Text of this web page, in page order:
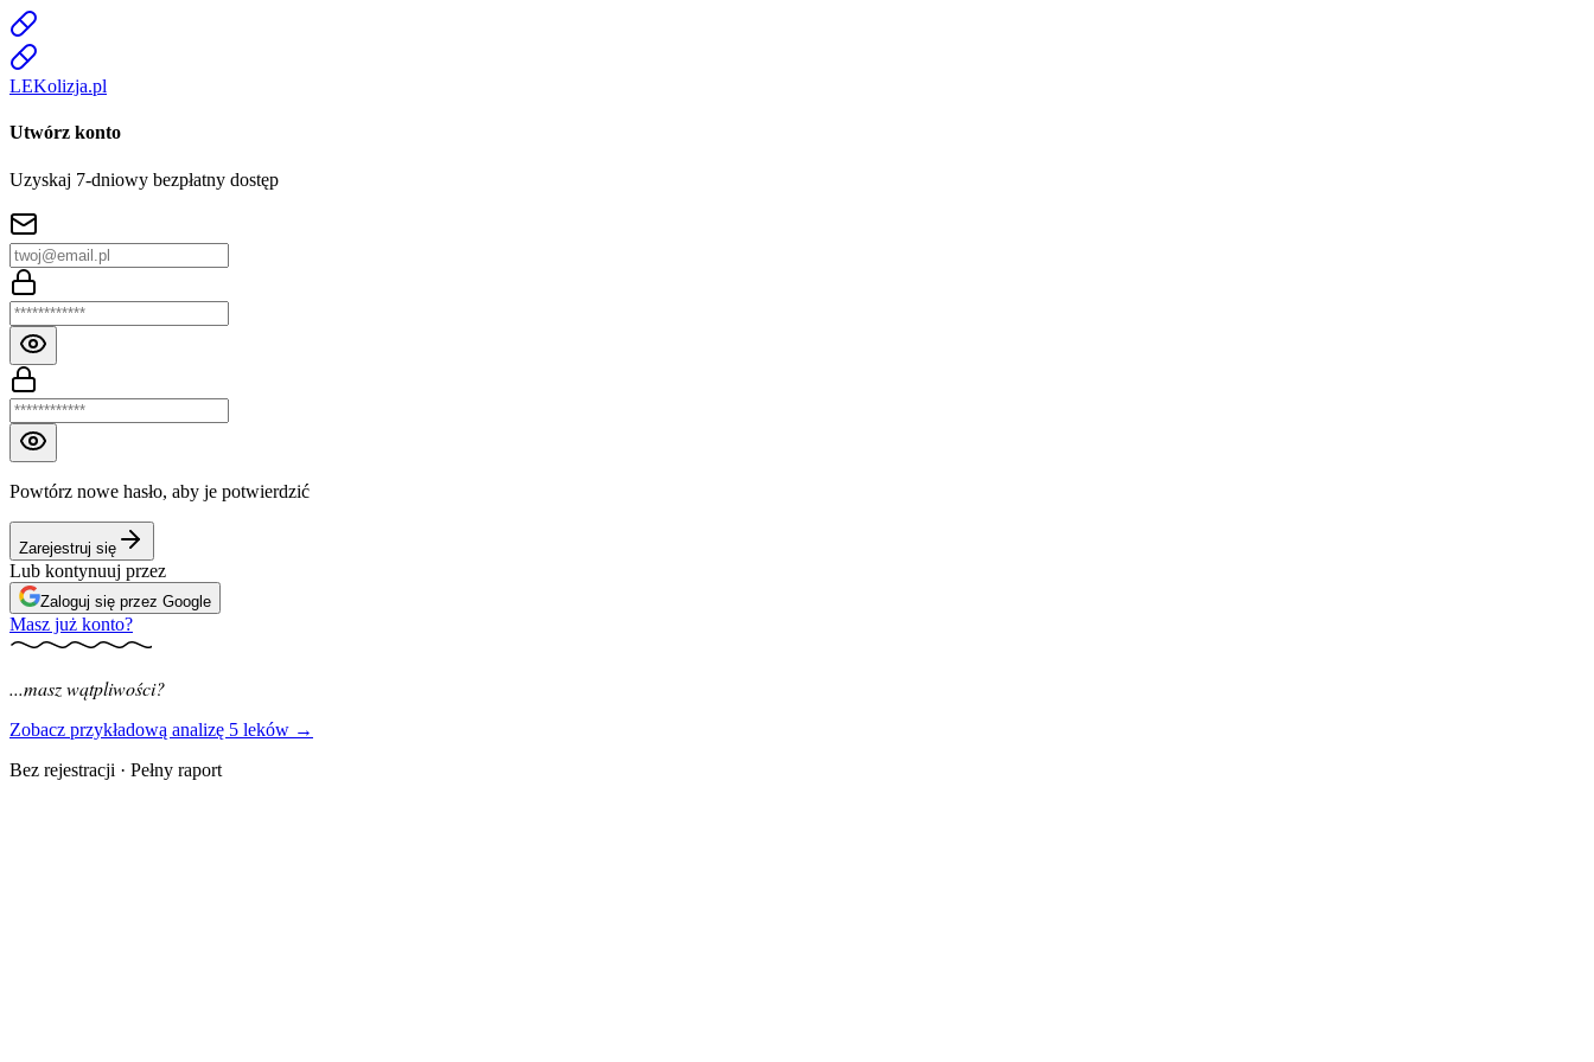
LEKolizja.pl
Utwórz konto
Uzyskaj 7-dniowy bezpłatny dostęp
Powtórz nowe hasło, aby je potwierdzić
Zarejestruj się
Lub kontynuuj przez
Zaloguj się przez Google
Masz już konto?
...masz wątpliwości?
Zobacz przykładową analizę 5 leków →
Bez rejestracji · Pełny raport